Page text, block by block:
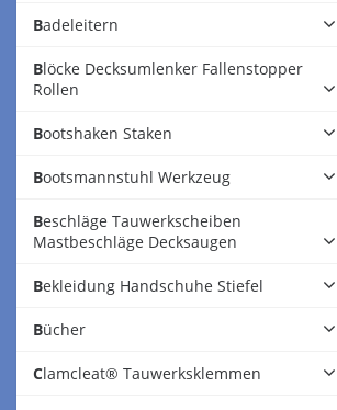
Badeleitern
Blöcke Decksumlenker Fallenstopper
Rollen
Bootshaken Staken
Bootsmannstuhl Werkzeug
Beschläge Tauwerkscheiben
Mastbeschläge Decksaugen
Bekleidung Handschuhe Stiefel
Bücher
Clamcleat® Tauwerksklemmen